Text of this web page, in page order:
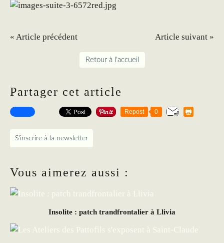
« Article précédent Article suivant »
Retour à l'accueil
Partager cet article
Repost 0
S'inscrire à la newsletter
Vous aimerez aussi :
Insolite : patch trandfrontalier à Llivia